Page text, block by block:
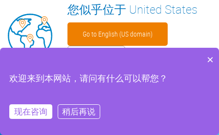
您需要帮助吗？
WECHAT
Footer
免责声明 Cookies 文件 沪ICP备2023025212号
您似乎位于 United States
Go to English (US domain)
×
欢迎来到本网站，请问有什么可以帮您？
现在咨询 稍后再说